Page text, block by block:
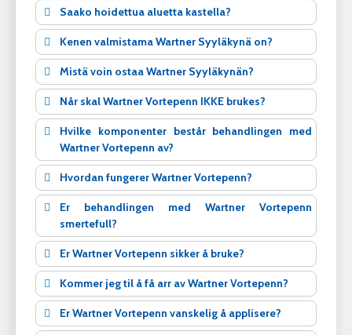
Saako hoidettua aluetta kastella?
Kenen valmistama Wartner Syyläkynä on?
Mistä voin ostaa Wartner Syyläkynän?
Når skal Wartner Vortepenn IKKE brukes?
Hvilke komponenter består behandlingen med
Wartner Vortepenn av?
Hvordan fungerer Wartner Vortepenn?
Er behandlingen med Wartner Vortepenn
smertefull?
Er Wartner Vortepenn sikker å bruke?
Kommer jeg til å få arr av Wartner Vortepenn?
Er Wartner Vortepenn vanskelig å applisere?